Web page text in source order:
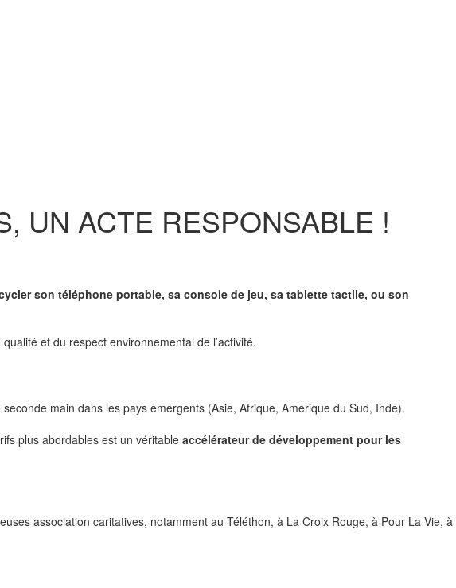
UN ACTE RESPONSABLE !
son téléphone portable, sa console de jeu, sa tablette tactile, ou son
et du respect environnemental de l’activité.
main dans les pays émergents (Asie, Afrique, Amérique du Sud, Inde).
plus abordables est un véritable accélérateur de développement pour les
association caritatives, notamment au Téléthon, à La Croix Rouge, à Pour La Vie, à